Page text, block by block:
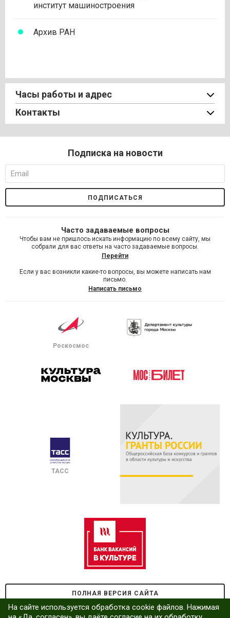
На сайте используется обработка cookie файлов. Нажимая
институт машиностроения
Архив РАН
Часы работы и адрес
Контакты
Подписка на новости
Часто задаваемые вопросы
Чтобы вам не пришлось искать информацию по всему сайту, мы
собрали для вас ответы на часто задаваемые вопросы.
Перейти
Если у вас возникли какие-то вопросы, вы можете написать нам
письмо.
Написать письмо
Роскосмос
ТАСС
ПОЛНАЯ ВЕРСИЯ САЙТА